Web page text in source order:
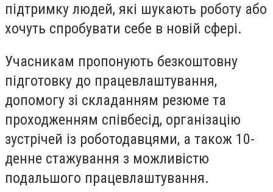
підтримку людей, які шукають роботу або
хочуть спробувати себе в новій сфері.
Учасникам пропонують безкоштовну
підготовку до працевлаштування,
допомогу зі складанням резюме та
проходженням співбесід, організацію
зустрічей із роботодавцями, а також 10-
денне стажування з можливістю
подальшого працевлаштування.